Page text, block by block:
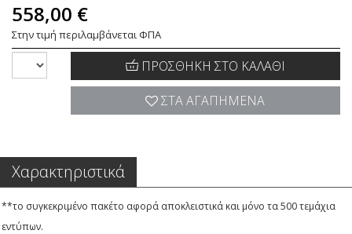
558,00 €
Στην τιμή περιλαμβάνεται ΦΠΑ
ΠΡΟΣΘΗΚΗ ΣΤΟ ΚΑΛΑΘΙ
ΣΤΑ ΑΓΑΠΗΜΕΝΑ
Χαρακτηριστικά
**το συγκεκριμένο πακέτο αφορά αποκλειστικά και μόνο τα 500 τεμάχια
εντύπων.